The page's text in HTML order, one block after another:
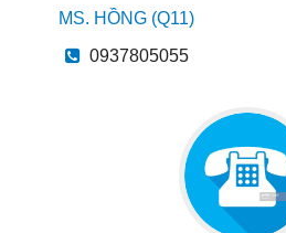
MS. HỒNG (Q11)
0937805055